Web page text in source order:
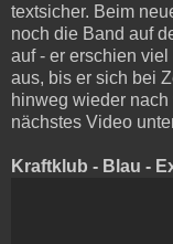
textsicher. Beim
noch die Band auf
auf - er erschien
aus, bis er sich bei
hinweg wieder
nächstes Video
Kraftklub - Blau -